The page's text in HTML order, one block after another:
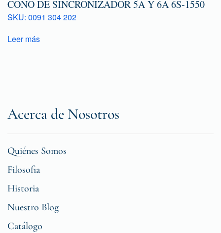
CONO DE SINCRONIZADOR 5A Y 6A 6S-1550
SKU: 0091 304 202
Leer más
Acerca de Nosotros
Quiénes Somos
Filosofia
Historia
Nuestro Blog
Catálogo